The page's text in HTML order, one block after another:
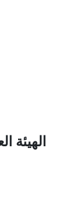
الهيئة